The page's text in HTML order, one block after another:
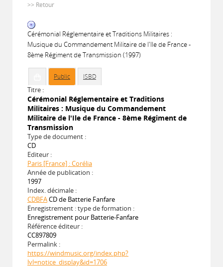
>> Retour
Cérémonial Réglementaire et Traditions Militaires :
Musique du Commandement Militaire de l'Ile de France -
8ème Régiment de Transmission (1997)
Public ISBD
Titre :
Cérémonial Réglementaire et Traditions
Militaires : Musique du Commandement
Militaire de l'Ile de France - 8ème Régiment de
Transmission
Type de document :
CD
Editeur :
Paris [France] : Corélia
Année de publication :
1997
Index. décimale :
CDBFACD de Batterie Fanfare
Enregistrement : type de formation :
Enregistrement pour Batterie-Fanfare
Référence éditeur :
CC897809
Permalink :
https://windmusic.org/index.php?
lvl=notice_display&id=1706